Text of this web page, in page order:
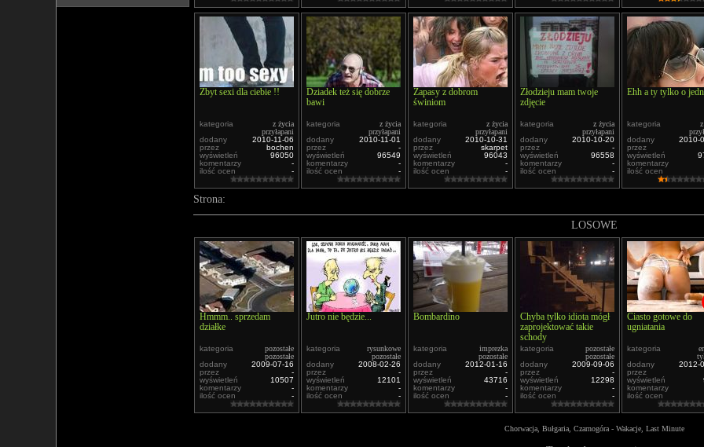
Zbyt sexi dla ciebie !!
kategoria
z życia
przyłapani
dodany
2010-11-06
przez
bochen
wyświetleń
96050
komentarzy
-
ilość ocen
-
Dziadek też się dobrze
bawi
kategoria
z życia
przyłapani
dodany
2010-11-01
przez
-
wyświetleń
96549
komentarzy
-
ilość ocen
-
Zapasy z dobrom
świniom
kategoria
z życia
przyłapani
dodany
2010-10-31
przez
skarpet
wyświetleń
96043
komentarzy
-
ilość ocen
-
Złodzieju mam twoje
zdjęcie
kategoria
z życia
przyłapani
dodany
2010-10-20
przez
-
wyświetleń
96558
komentarzy
-
ilość ocen
-
Ehh a ty tylko o
kategoria
dodany
2010-
przez
wyświetleń
komentarzy
ilość ocen
Strona:
LOSOWE
Hmmm.. sprzedam
działke
kategoria
pozostałe
pozostałe
dodany
2009-07-16
przez
-
wyświetleń
10507
komentarzy
-
ilość ocen
-
Jutro nie będzie...
kategoria
rysunkowe
pozostałe
dodany
2008-02-26
przez
-
wyświetleń
12101
komentarzy
-
ilość ocen
-
Bombardino
kategoria
imprezka
pozostałe
dodany
2012-01-16
przez
-
wyświetleń
43716
komentarzy
-
ilość ocen
-
Chyba tylko idiota mógł
zaprojektować takie
schody
kategoria
pozostałe
pozostałe
dodany
2009-09-06
przez
-
wyświetleń
12298
komentarzy
-
ilość ocen
-
Ciasto gotowe do
ugniatania
kategoria
dodany
2012-
przez
wyświetleń
komentarzy
ilość ocen
Chorwacja, Bułgaria, Czarnogóra - Wakacje, Last Minute